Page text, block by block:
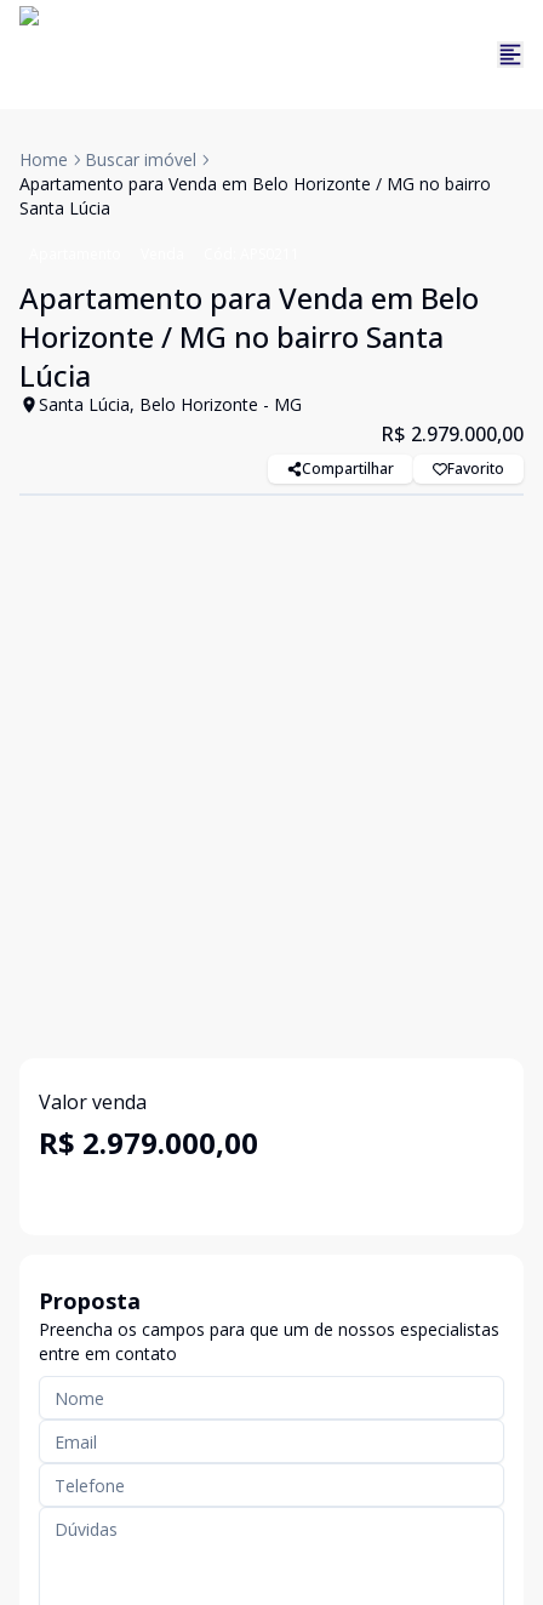
Home
Buscar imóvel
Apartamento para Venda em Belo Horizonte / MG no bairro
Santa Lúcia
Apartamento para Venda em Belo
Horizonte / MG no bairro Santa
Lúcia
Santa Lúcia, Belo Horizonte - MG
R$ 2.979.000,00
Compartilhar Favorito
Valor venda
R$ 2.979.000,00
Proposta
Preencha os campos para que um de nossos especialistas
entre em contato